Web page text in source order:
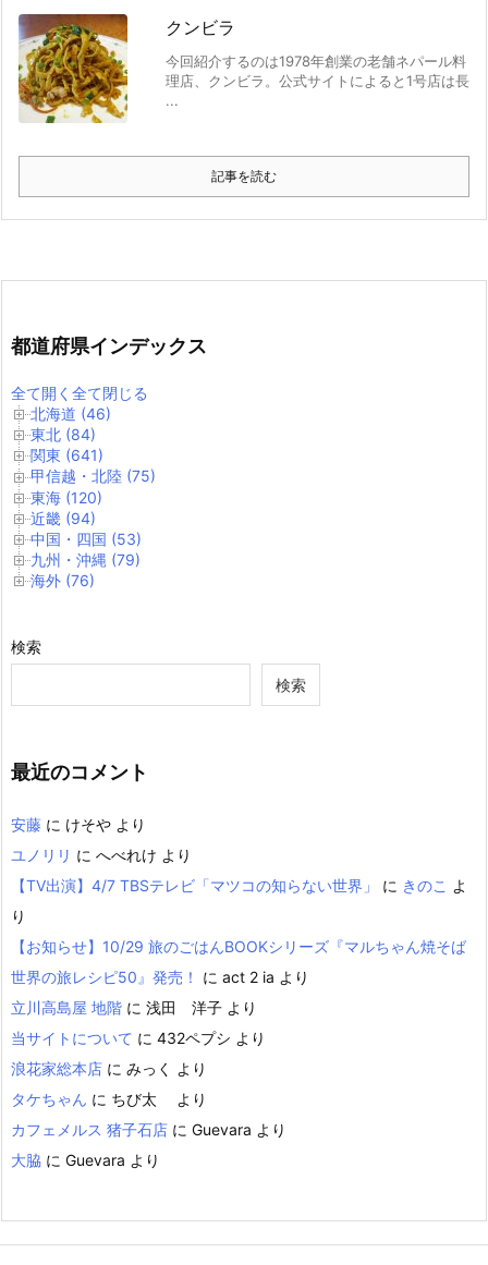
クンビラ
今回紹介するのは1978年創業の老舗ネパール料
理店、クンビラ。公式サイトによると1号店は長
...
記事を読む
都道府県インデックス
全て開く 全て閉じる
北海道 (46)
東北 (84)
関東 (641)
甲信越・北陸 (75)
東海 (120)
近畿 (94)
中国・四国 (53)
九州・沖縄 (79)
海外 (76)
検索
検索
最近のコメント
安藤 に けそや より
ユノリリ に へべれけ より
【TV出演】4/7 TBSテレビ「マツコの知らない世界」
に きのこ よ
り
【お知らせ】10/29 旅のごはんBOOKシリーズ『マルちゃん焼そば
世界の旅レシピ50』発売！
に act 2 ia より
立川高島屋 地階 に 浅田 洋子 より
当サイトについて に 432ペプシ より
浪花家総本店 に みっく より
タケちゃん に ちび太
より
カフェメルス 猪子石店 に Guevara より
大脇 に Guevara より